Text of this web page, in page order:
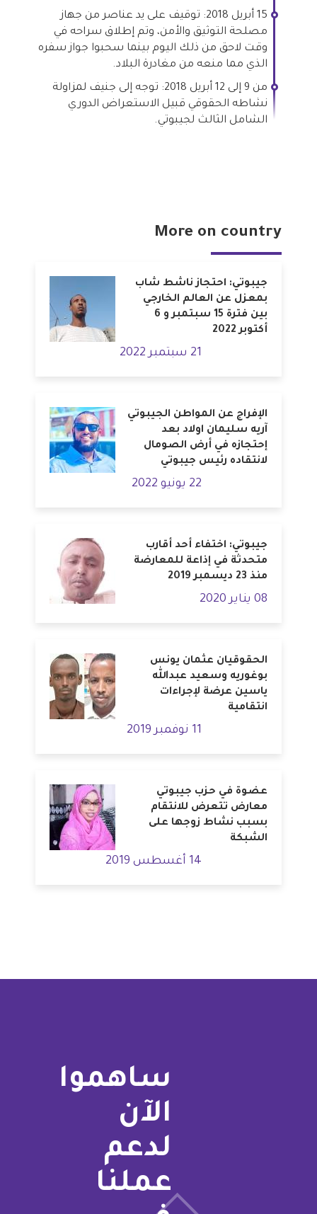
15 أبريل 2018: توقيف على يد عناصر من جهاز
مصلحة التوثيق والأمن، وتم إطلاق سراحه في
وقت لاحق من ذلك اليوم بينما سحبوا جواز سفره
الذي مما منعه من مغادرة البلاد.
من 9 إلى 12 أبريل 2018: توجه إلى جنيف لمزاولة
نشاطه الحقوقي قبيل الاستعراض الدوري
الشامل الثالث لجيبوتي.
More on country
جيبوتي: احتجاز ناشط شاب
بمعزل عن العالم الخارجي
بين فترة 15 سبتمبر و 6
أكتوبر 2022
21 سبتمبر 2022
الإفراج عن المواطن الجيبوتي
آريه سليمان اولاد بعد
إحتجازه في أرض الصومال
لانتقاده رئيس جيبوتي
22 يونيو 2022
جيبوتي: اختفاء أحد أقارب
متحدثة في إذاعة للمعارضة
منذ 23 ديسمبر 2019
08 يناير 2020
الحقوقيان عثمان يونس
بوغوريه وسعيد عبدالله
ياسين عرضة لإجراءات
انتقامية
11 نوفمبر 2019
عضوة في حزب جيبوتي
معارض تتعرض للانتقام
بسبب نشاط زوجها على
الشبكة
14 أغسطس 2019
ساهموا
الآن
لدعم
عملنا